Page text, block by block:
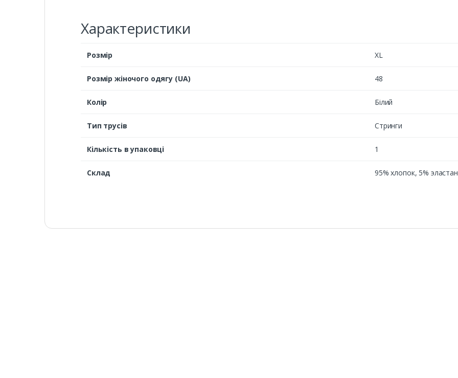
Характеристики
Розмір XL
Розмір жіночого одягу (UA) 48
Колір Білий
Тип трусів Стринги
Кількість в упаковці 1
Склад 95% хлопок, 5% эластан